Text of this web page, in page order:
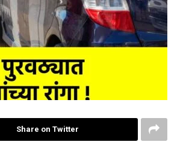
Share on Twitter